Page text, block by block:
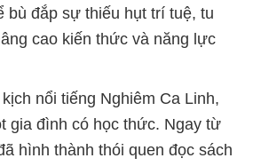
bù đắp sự thiếu hụt trí tuệ, tu
cao kiến ​​thức và năng lực
nổi tiếng Nghiêm Ca Linh,
gia đình có học thức. Ngay từ
hình thành thói quen đọc sách